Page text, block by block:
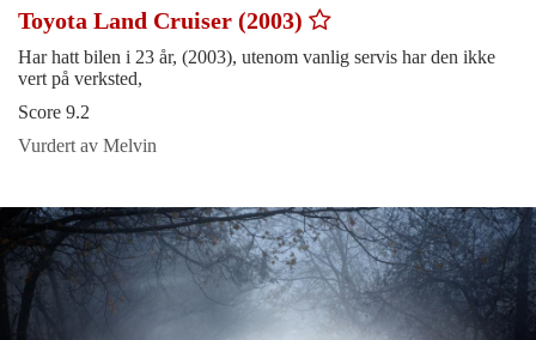
Toyota Land Cruiser (2003)
Har hatt bilen i 23 år, (2003), utenom vanlig servis har den ikke
vert på verksted,
Score 9.2
Vurdert av Melvin